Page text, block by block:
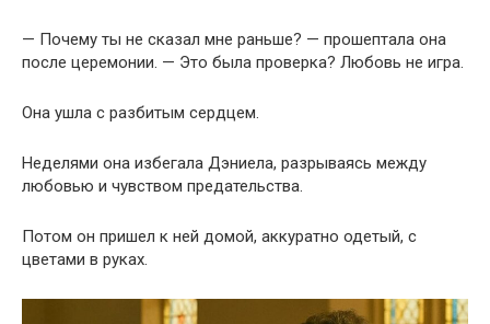
— Почему ты не сказал мне раньше? — прошептала она
после церемонии. — Это была проверка? Любовь не игра.
Она ушла с разбитым сердцем.
Неделями она избегала Дэниела, разрываясь между
любовью и чувством предательства.
Потом он пришел к ней домой, аккуратно одетый, с
цветами в руках.